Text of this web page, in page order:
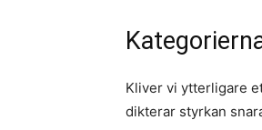
Kliver vi ytterligare
dikterar styrkan